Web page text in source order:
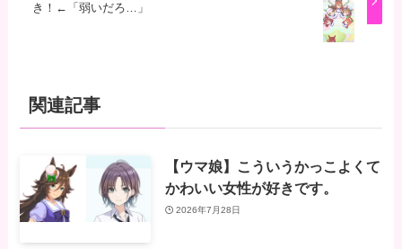
き！←「弱いだろ…」
関連記事
【ウマ娘】こういうかっこよくて
かわいい女性が好きです。
2026年7月28日